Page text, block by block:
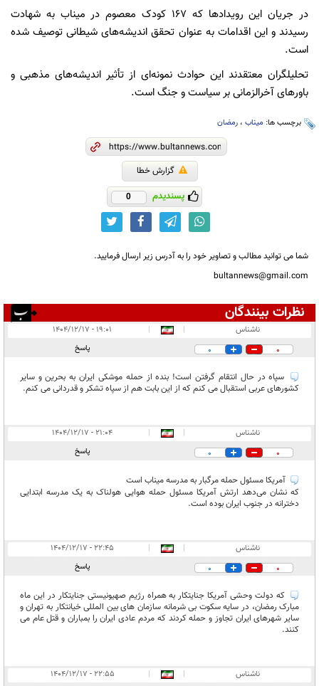
در جریان این رویدادها که ۱۶۷ کودک معصوم در میناب به شهادت
رسیدند و این اقدامات به عنوان تحقق اندیشه‌های شیطانی توصیف شده
است.
تحلیلگران معتقدند این حوادث نمونه‌ای از تأثیر اندیشه‌های مذهبی و
باورهای آخرالزمانی بر سیاست و جنگ است.
برچسب ها: میناب ، رمضان
گزارش خطا
پسندیدم 0
شما می توانید مطالب و تصاویر خود را به آدرس زیر ارسال فرمایید.
bultannews@gmail.com
نظرات بینندگان
در انتظار بررسی:
ناشناس |
|
۱۹:۰۱ - ۱۴۰۴/۱۲/۱۷
0
0 پاسخ
سپاه در حال انتقام گرفتن است! بنده از حمله موشکی‌ ایران به بحرین و سایر
کشورهای عربی استقبال می کنم که از این بابت هم از سپاه تشکر و قدردانی می کنم.
ناشناس |
|
۲۱:۰۴ - ۱۴۰۴/۱۲/۱۷
0
0 پاسخ
آمریکا مسئول حمله مرگبار به مدرسه میناب است
که نشان می‌دهد ارتش آمریکا مسئول حمله هوایی هولناک به یک مدرسه ابتدایی
دخترانه در جنوب ایران بوده است.
ناشناس |
|
۲۲:۴۵ - ۱۴۰۴/۱۲/۱۷
0
0 پاسخ
که دولت وحشی آمریکا جنایتکار به همراه رژیم صهیونیستی جنایتکار در این ماه
مبارک رمضان، در سایه سکوت بی شرمانه سازمان های بین المللی خیانتکار به تهران و
سایر شهرهای ایران تجاوز و حمله کردند که مردم عادی ایران را بمباران و قتل عام می
کنند.
ناشناس |
| ۲۲:۵۵ - ۱۴۰۴/۱۲/۱۷